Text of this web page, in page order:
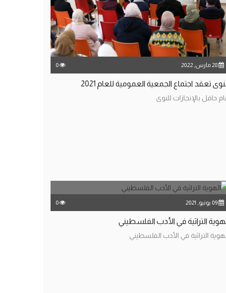
تعقد اجتماع الجمعية العمومية للعام 2021
حافل بالإنجازات للنوى
التراثية في الأدب الفلسطيني
التراثية في الأدب الفلسطيني